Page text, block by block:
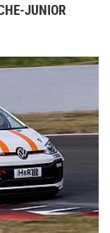
JUNIOR